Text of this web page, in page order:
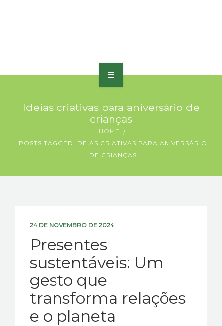
SOBRE
PRODUTOS E SERVIÇOS
Ideias criativas para aniversário de
crianças
HOME
POSTS TAGGED IDEIAS CRIATIVAS PARA ANIVERSÁRIO
DE CRIANÇAS
24 DE NOVEMBRO DE 2024
Presentes
sustentáveis: Um
gesto que
transforma relações
e o planeta